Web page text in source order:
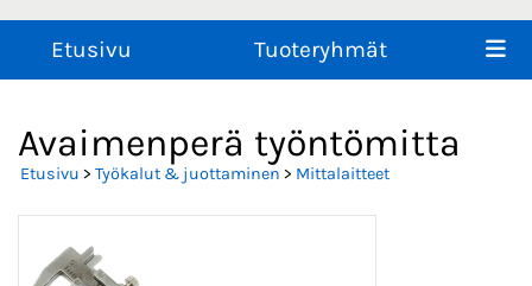
Etusivu Tuoteryhmät
Avaimenperä työntömitta
Etusivu > Työkalut & juottaminen > Mittalaitteet